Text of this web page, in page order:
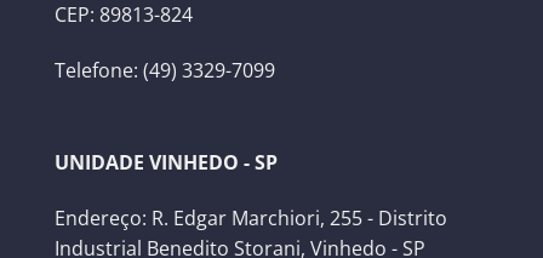
CEP: 89813-824
Telefone: (49) 3329-7099
UNIDADE VINHEDO - SP
Endereço: R. Edgar Marchiori, 255 - Distrito
Industrial Benedito Storani, Vinhedo - SP